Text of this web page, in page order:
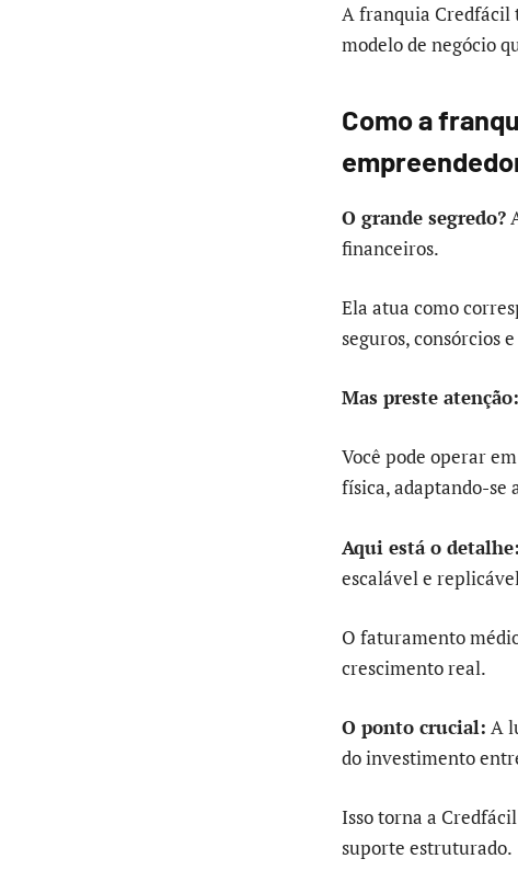
A franquia Credfácil
modelo de negócio
Como a
O grande segredo?
financeiros.
Ela atua como
seguros, consórcios
Mas preste atenção:
Você pode operar
física, adaptando-se
Aqui está o detalhe:
escalável e
O faturamento
crescimento real.
O ponto crucial: A
do investimento
Isso torna a
suporte estruturado.